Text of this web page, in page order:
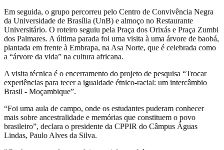
Em seguida, o grupo percorreu pelo Centro de Convivência Negra
da Universidade de Brasília (UnB) e almoço no Restaurante
Universitário. O roteiro seguiu pela Praça dos Orixás e Praça Zumbi
dos Palmares. A última parada foi uma visita à uma árvore de baobá,
plantada em frente à Embrapa, na Asa Norte, que é celebrada como
a “árvore da vida” na cultura africana.
A visita técnica é o encerramento do projeto de pesquisa “Trocar
experiências para tecer a igualdade étnico-racial: um intercâmbio
Brasil - Moçambique”.
“Foi uma aula de campo, onde os estudantes puderam conhecer
mais sobre ancestralidade e memórias que constituem o povo
brasileiro”, declara o presidente da CPPIR do Câmpus Águas
Lindas, Paulo Alves da Silva.